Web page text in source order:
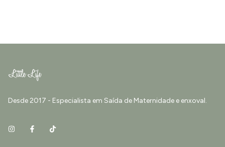
Desde 2017 - Especialista em Saída de Maternidade e enxoval.